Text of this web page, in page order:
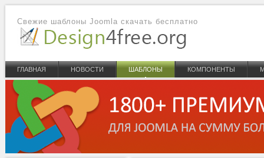
Свежие шаблоны Joomla скачать бесплатно
ГЛАВНАЯ НОВОСТИ ШАБЛОНЫ КОМПОНЕНТЫ